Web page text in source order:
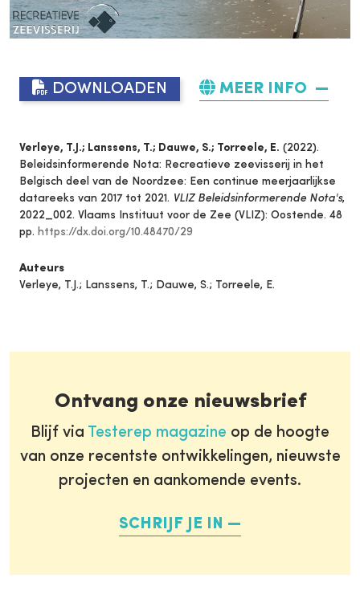
DOWNLOADEN MEER INFO
Verleye, T.J.; Lanssens, T.; Dauwe, S.; Torreele, E. (2022).
Beleidsinformerende Nota: Recreatieve zeevisserij in het
Belgisch deel van de Noordzee: Een continue meerjaarlijkse
datareeks van 2017 tot 2021. VLIZ Beleidsinformerende Nota's,
2022_002. Vlaams Instituut voor de Zee (VLIZ): Oostende. 48
pp. https://dx.doi.org/10.48470/29
Auteurs
Verleye, T.J.; Lanssens, T.; Dauwe, S.; Torreele, E.
Ontvang onze nieuwsbrief
Blijf via Testerep magazine op de hoogte
van onze recentste ontwikkelingen, nieuwste
projecten en aankomende events.
SCHRIJF JE IN